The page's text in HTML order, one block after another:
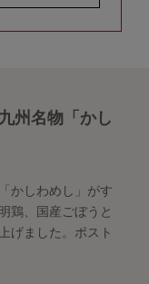
州名物「かし
かしわめし」がす
鶏、国産ごぼうと
げました。ポスト